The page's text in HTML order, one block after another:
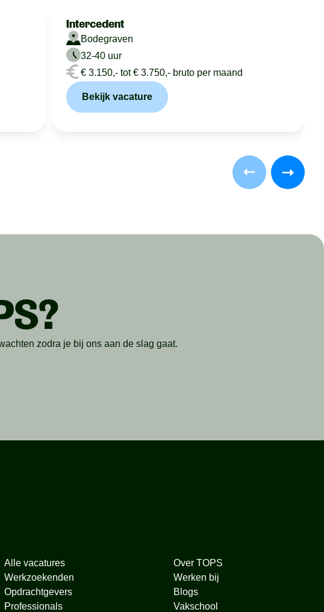
Intercedent
Bodegraven
32-40 uur
€ 3.150,- tot € 3.750,- bruto per maand
Bekijk vacature
zodra je bij ons aan de slag gaat.
Alle vacatures
Werkzoekenden
Opdrachtgevers
Professionals
Over TOPS
Werken bij
Blogs
Vakschool